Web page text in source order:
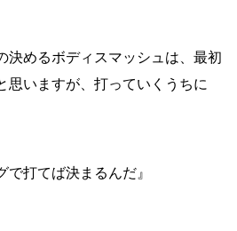
決めるボディスマッシュは、最初
思いますが、打っていくうちに
で打てば決まるんだ』